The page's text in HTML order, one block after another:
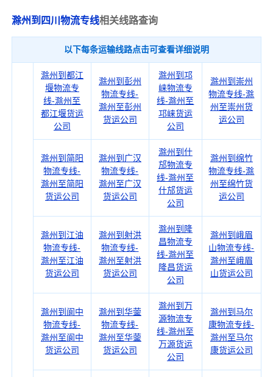
滁州到四川物流专线相关线路查询
以下每条运输线路点击可查看详细说明
滁州到都江
堰物流专
线-滁州至
都江堰货运
公司
滁州到彭州
物流专线-
滁州至彭州
货运公司
滁州到邛
崃物流专
线-滁州至
邛崃货运
公司
滁州到崇州
物流专线-滁
州至崇州货
运公司
滁州到简阳
物流专线-
滁州至简阳
货运公司
滁州到广汉
物流专线-
滁州至广汉
货运公司
滁州到什
邡物流专
线-滁州至
什邡货运
公司
滁州到绵竹
物流专线-滁
州至绵竹货
运公司
滁州到江油
物流专线-
滁州至江油
货运公司
滁州到射洪
物流专线-
滁州至射洪
货运公司
滁州到隆
昌物流专
线-滁州至
隆昌货运
公司
滁州到峨眉
山物流专线-
滁州至峨眉
山货运公司
滁州到阆中
物流专线-
滁州至阆中
货运公司
滁州到华蓥
物流专线-
滁州至华蓥
货运公司
滁州到万
源物流专
线-滁州至
万源货运
公司
滁州到马尔
康物流专线-
滁州至马尔
康货运公司